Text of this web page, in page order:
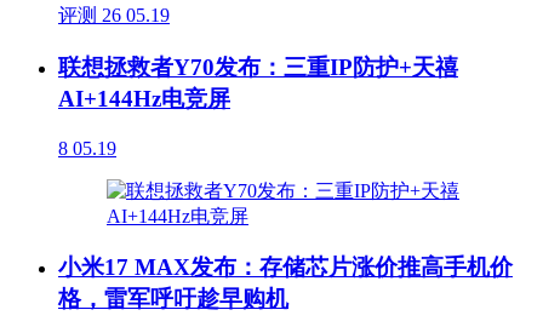
评测 26 05.19
联想拯救者Y70发布：三重IP防护+天禧
AI+144Hz电竞屏
8 05.19
小米17 MAX发布：存储芯片涨价推高手机价
格，雷军呼吁趁早购机